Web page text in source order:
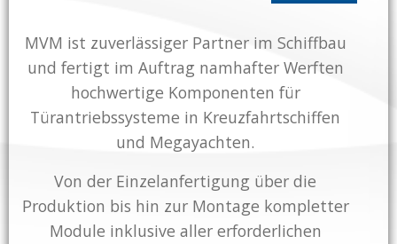
MVM ist zuverlässiger Partner im Schiffbau
und fertigt im Auftrag namhafter Werften
hochwertige Komponenten für
Türantriebssysteme in Kreuzfahrtschiffen
und Megayachten.
Von der Einzelanfertigung über die
Produktion bis hin zur Montage kompletter
Module inklusive aller erforderlichen